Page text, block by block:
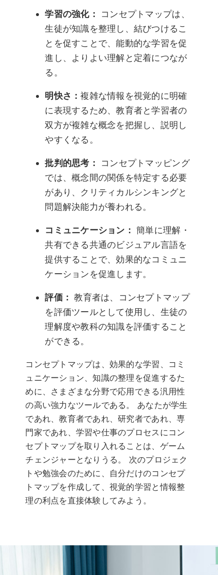
学習の強化： コンセプトマップは、
生徒が知識を整理し、結びつけるこ
とを促すことで、能動的な学習を促
進し、よりよい理解と定着につなが
る。
明快さ：複雑な情報を視覚的に明確
に表現するため、教育者と学習者の
双方が複雑な概念を把握し、説明し
やすくなる。
批判的思考： コンセプトマッピング
では、概念間の関係を特定する必要
があり、クリティカルシンキングと
問題解決能力が養われる。
コミュニケーション：簡単に理解・
共有できる共通のビジュアル言語を
提供することで、効果的なコミュニ
ケーションを促進します。
評価：教育者は、コンセプトマップ
を評価ツールとして使用し、生徒の
理解度や教科の知識を評価すること
ができる。
コンセプトマップは、効果的な学習、コミ
ュニケーション、知識の整理を促進するた
めに、さまざまな分野で応用できる汎用性
の高い強力なツールである。 あなたが学生
であれ、教育者であれ、研究者であれ、専
門家であれ、学習や仕事のプロセスにコン
セプトマップを取り入れることは、ゲーム
チェンジャーとなりうる。 次のプロジェク
トや勉強会のために、自分だけのコンセプ
トマップを作成して、視覚的学習と情報整
理の利点を直接体験してみよう。